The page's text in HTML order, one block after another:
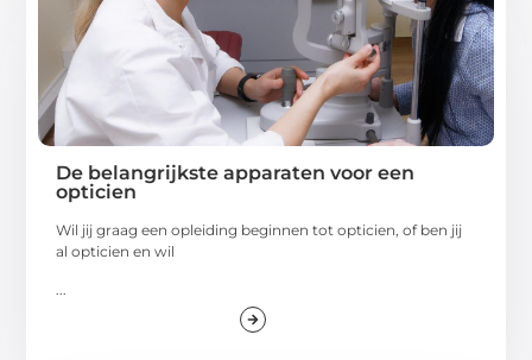
De belangrijkste apparaten voor een
opticien
Wil jij graag een opleiding beginnen tot opticien, of ben jij
al opticien en wil
...